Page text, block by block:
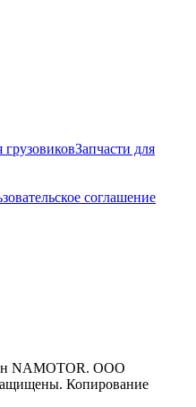
грузовиковЗапчасти для
соглашение
NAMOTOR. ООО
Копирование